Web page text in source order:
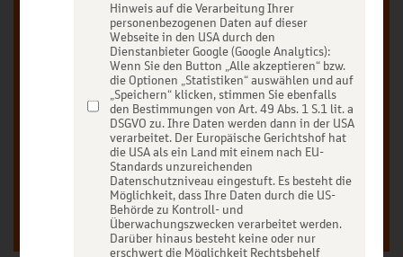
Jetzt anmelden oder registrieren
Unser Ticketverkauf ist exklusiv für Kunden der
BBBanken vorbehalten.
Anmelden Registrieren
Hinweis auf die Verarbeitung Ihrer
personenbezogenen Daten auf dieser
Webseite in den USA durch den
Dienstanbieter Google (Google Analytics):
Wenn Sie den Button „Alle akzeptieren“ bzw.
die Optionen „Statistiken“ auswählen und auf
„Speichern“ klicken, stimmen Sie ebenfalls
den Bestimmungen von Art. 49 Abs. 1 S.1 lit. a
DSGVO zu. Ihre Daten werden dann in der USA
verarbeitet. Der Europäische Gerichtshof hat
die USA als ein Land mit einem nach EU-
Standards unzureichenden
Datenschutzniveau eingestuft. Es besteht die
Möglichkeit, dass Ihre Daten durch die US-
Behörde zu Kontroll- und
Überwachungszwecken verarbeitet werden.
Darüber hinaus besteht keine oder nur
erschwert die Möglichkeit Rechtsbehelf